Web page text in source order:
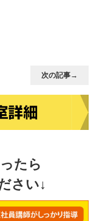
次の記事→
たら
さい↓